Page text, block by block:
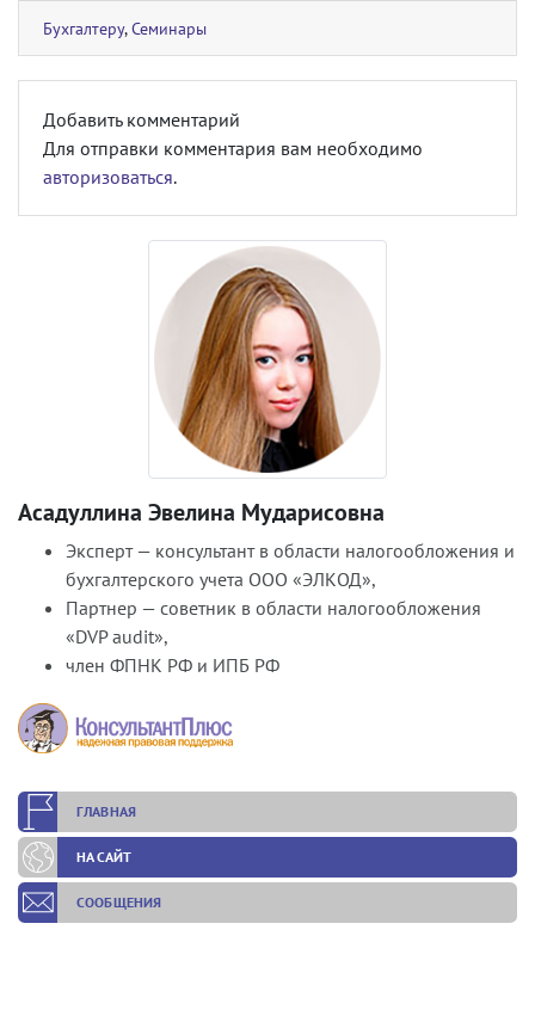
Бухгалтеру,Семинары
Добавить комментарий
Для отправки комментария вам необходимо
авторизоваться.
Асадуллина Эвелина Мударисовна
Эксперт — консультант в области налогообложения и
бухгалтерского учета ООО «ЭЛКОД»,
Партнер — советник в области налогообложения
«DVP audit»,
член ФПНК РФ и ИПБ РФ
ГЛАВНАЯ
НА САЙТ
СООБЩЕНИЯ